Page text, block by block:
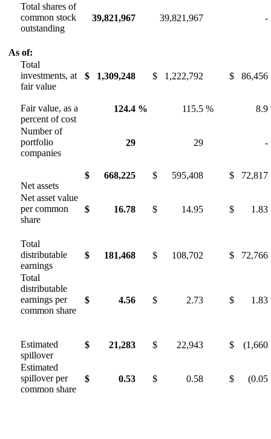
Total shares of
common stock
outstanding
39,821,967 39,821,967 -
As of:
Total
investments, at
fair value
$ 1,309,248 $ 1,222,792 $ 86,456
Fair value, as a
percent of cost
124.4 % 115.5 % 8.9
Number of
portfolio
companies
29 29 -
Net assets
$ 668,225 $ 595,408 $ 72,817
Net asset value
per common
share
$ 16.78 $ 14.95 $ 1.83
Total
distributable
earnings
$ 181,468 $ 108,702 $ 72,766
Total
distributable
earnings per
common share
$ 4.56 $ 2.73 $ 1.83
Estimated
spillover
$ 21,283 $ 22,943 $ (1,660
Estimated
spillover per
common share
$ 0.53 $ 0.58 $ (0.05